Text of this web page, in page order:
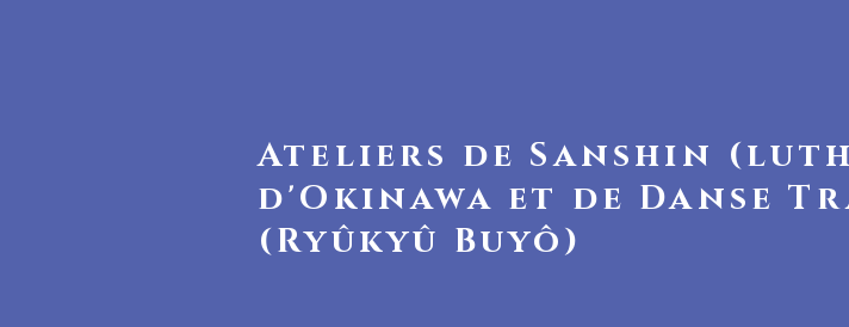
Ateliers de Sanshin
d'Okinawa et de Danse
(Ryûkyû Buyô)